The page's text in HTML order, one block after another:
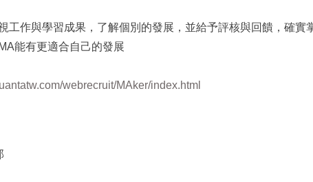
工作與學習成果，了解個別的發展，並給予評核與回饋，確實
能有更適合自己的發展
webrecruit/MAker/index.html